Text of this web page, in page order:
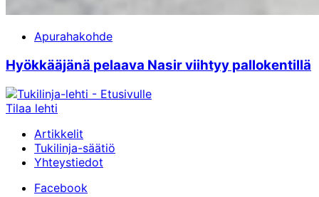
Apurahakohde
Hyökkääjänä pelaava Nasir viihtyy pallokentillä
Tilaa lehti
Artikkelit
Tukilinja-säätiö
Yhteystiedot
Facebook